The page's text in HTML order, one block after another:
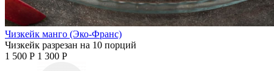
Чизкейк манго (Эко-Франс)
Чизкейк разрезан на 10 порций
1 500 Р 1 300 Р